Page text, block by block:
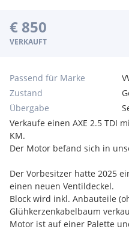
€ 850
VERKAUFT
Passend für Marke
Zustand
Übergabe
Verkaufe einen AXE 2.5 TDI
KM.
Der Motor befand sich in
Der Vorbesitzer hatte 2025
einen neuen Ventildeckel.
Block wird inkl. Anbauteile
Glühkerzenkabelbaum
Motor ist auf einer Palette